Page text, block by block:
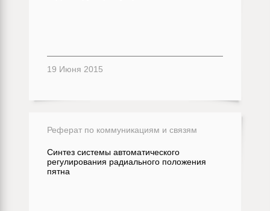
19 Июня 2015
Реферат по коммуникациям и связям
Синтез системы автоматического
регулирования радиального положения
пятна